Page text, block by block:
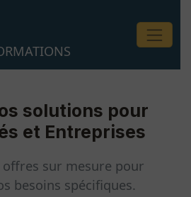
solutions pour
et Entreprises
offres sur mesure pour
besoins spécifiques.